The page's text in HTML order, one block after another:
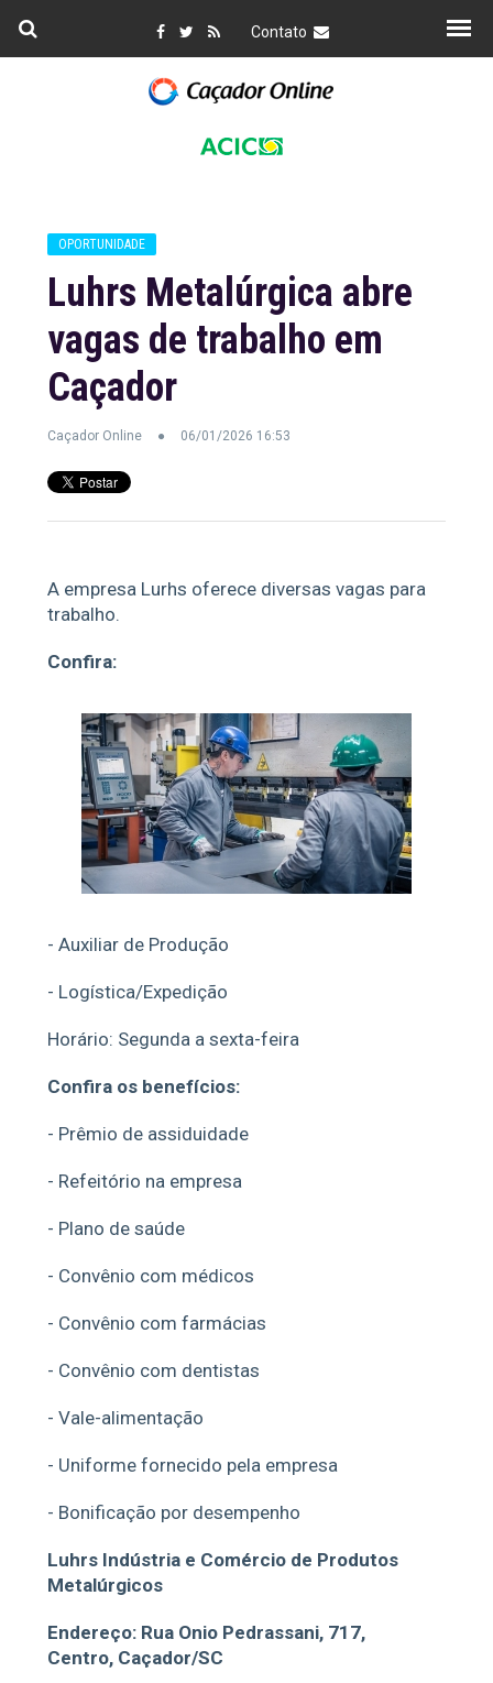
Contato
OPORTUNIDADE
Luhrs Metalúrgica abre
vagas de trabalho em
Caçador
Caçador Online 06/01/2026 16:53
A empresa Lurhs oferece diversas vagas para
trabalho.
Confira:
- Auxiliar de Produção
- Logística/Expedição
Horário: Segunda a sexta-feira
Confira os benefícios:
- Prêmio de assiduidade
- Refeitório na empresa
- Plano de saúde
- Convênio com médicos
- Convênio com farmácias
- Convênio com dentistas
- Vale-alimentação
- Uniforme fornecido pela empresa
- Bonificação por desempenho
Luhrs Indústria e Comércio de Produtos
Metalúrgicos
Endereço: Rua Onio Pedrassani, 717,
Centro, Caçador/SC